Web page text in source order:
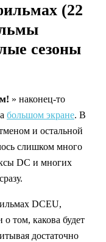
(22
сезоны
» наконец-то
большом экране. В
и остальной
слишком много
DC и многих
DCEU,
о том, какова будет
достаточно